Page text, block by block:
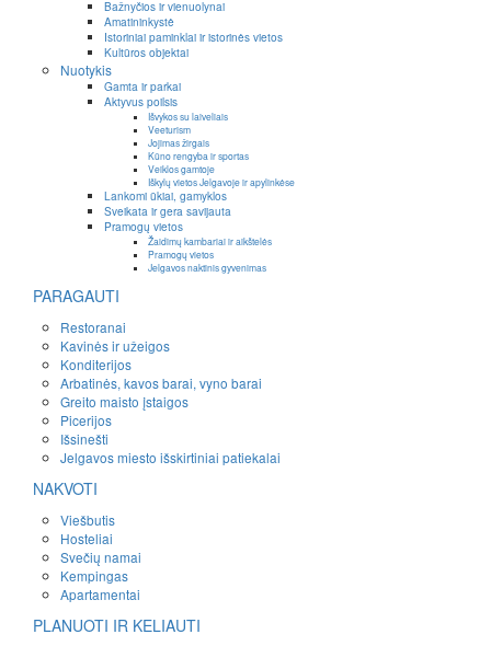
Bažnyčios ir vienuolynai
Amatininkystė
Istoriniai paminklai ir istorinės vietos
Kultūros objektai
Nuotykis
Gamta ir parkai
Aktyvus poilsis
Išvykos su laiveliais
Veeturism
Jojimas žirgais
Kūno rengyba ir sportas
Veiklos gamtoje
Iškylų vietos Jelgavoje ir apylinkėse
Lankomi ūkiai, gamyklos
Sveikata ir gera savijauta
Pramogų vietos
Žaidimų kambariai ir aikštelės
Pramogų vietos
Jelgavos naktinis gyvenimas
PARAGAUTI
Restoranai
Kavinės ir užeigos
Konditerijos
Arbatinės, kavos barai, vyno barai
Greito maisto įstaigos
Picerijos
Išsinešti
Jelgavos miesto išskirtiniai patiekalai
NAKVOTI
Viešbutis
Hosteliai
Svečių namai
Kempingas
Apartamentai
PLANUOTI IR KELIAUTI